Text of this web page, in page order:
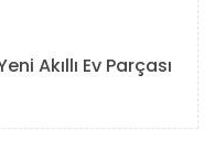
Akıllı Ev Parçası